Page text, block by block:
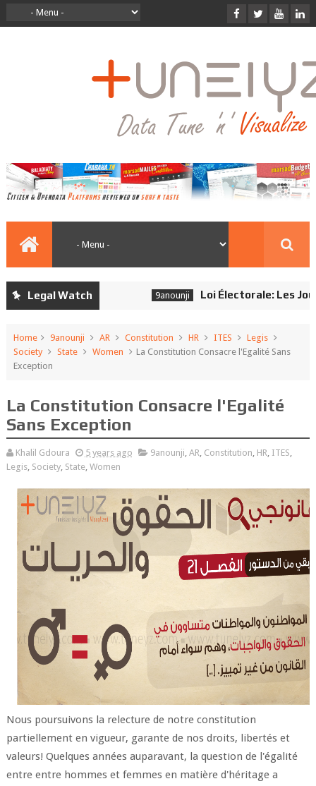
Legal Watch 9anounji Loi Électorale: Les
Home 9anounji AR Constitution HR ITES
Legis
Society
State Women
La Constitution Consacre l'Egalité Sans
Exception
La Constitution Consacre l'Egalité
Sans Exception
Khalil Gdoura 5 years ago 9anounji, AR, Constitution, HR, ITES,
Legis, Society, State, Women
Nous poursuivons la relecture de notre constitution
partiellement en vigueur, garante de nos droits, libertés et
valeurs! Quelques années auparavant, la question de l'égalité
entre entre hommes et femmes en matière d'héritage a